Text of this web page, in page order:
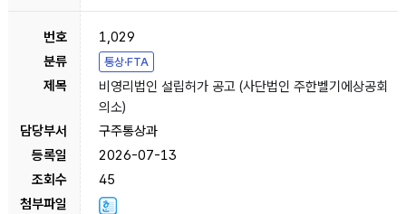
1,029
통상·FTA
비영리법인 설립허가 공고 (사단법인 주한벨기에상공회
의소)
구주통상과
2026-07-13
45